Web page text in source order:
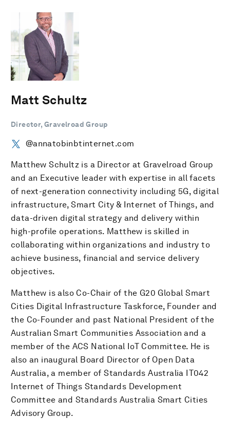
Matt Schultz
Director, Gravelroad Group
@annatobinbtinternet.com
Matthew Schultz is a Director at Gravelroad Group
and an Executive leader with expertise in all facets
of next-generation connectivity including 5G, digital
infrastructure, Smart City & Internet of Things, and
data-driven digital strategy and delivery within
high-profile operations. Matthew is skilled in
collaborating within organizations and industry to
achieve business, financial and service delivery
objectives.
Matthew is also Co-Chair of the G20 Global Smart
Cities Digital Infrastructure Taskforce, Founder and
the Co-Founder and past National President of the
Australian Smart Communities Association and a
member of the ACS National IoT Committee. He is
also an inaugural Board Director of Open Data
Australia, a member of Standards Australia IT­042
Internet of Things Standards Development
Committee and Standards Australia Smart Cities
Advisory Group.